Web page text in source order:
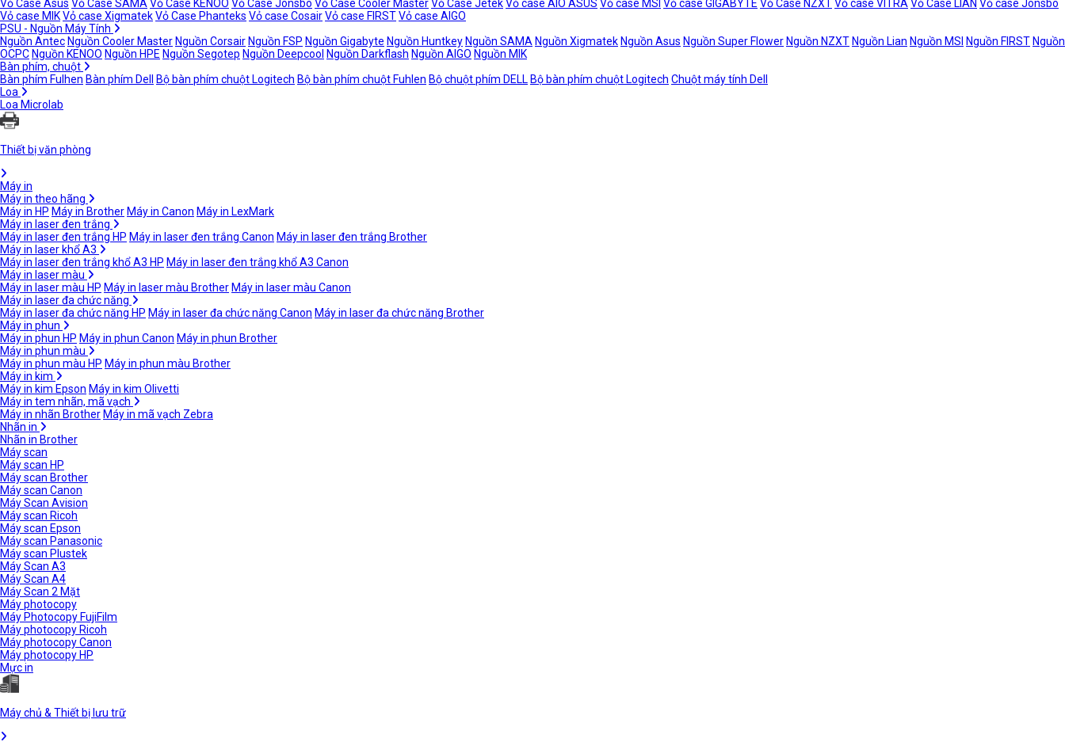
Vỏ Case Asus Vỏ Case SAMA Vỏ Case KENOO Vỏ Case Jonsbo Vỏ Case Cooler MasterVỏ Case JetekVỏ case AIO ASUS Vỏ case MSI Vỏ case GIGABYTE Vỏ Case NZXTVỏ case VITRA Vỏ Case LIAN Vỏ case Jonsbo
Vỏ case MIKVỏ case XigmatekVỏ Case Phanteks Vỏ case CosairVỏ case FIRSTVỏ case AIGO
PSU - Nguồn Máy Tính
Nguồn Antec Nguồn Cooler Master Nguồn Corsair Nguồn FSP Nguồn Gigabyte Nguồn Huntkey Nguồn SAMA Nguồn Xigmatek Nguồn Asus Nguồn Super Flower Nguồn NZXT Nguồn Lian Nguồn MSI Nguồn FIRST Nguồn
OCPC Nguồn KENOO Nguồn HPE Nguồn Segotep Nguồn Deepcool Nguồn Darkflash Nguồn AIGO Nguồn MIK
Bàn phím, chuột
Bàn phím Fulhen Bàn phím Dell Bộ bàn phím chuột Logitech Bộ bàn phím chuột Fuhlen Bộ chuột phím DELL Bộ bàn phím chuột Logitech Chuột máy tính Dell
Loa
Loa Microlab
Thiết bị văn phòng
Máy in
Máy in theo hãng
Máy in HP Máy in Brother Máy in Canon Máy in LexMark
Máy in laser đen trắng
Máy in laser đen trắng HP Máy in laser đen trắng Canon Máy in laser đen trắng Brother
Máy in laser khổ A3
Máy in laser đen trắng khổ A3 HP Máy in laser đen trắng khổ A3 Canon
Máy in laser màu
Máy in laser màu HP Máy in laser màu Brother Máy in laser màu Canon
Máy in laser đa chức năng
Máy in laser đa chức năng HP Máy in laser đa chức năng Canon Máy in laser đa chức năng Brother
Máy in phun
Máy in phun HP Máy in phun Canon Máy in phun Brother
Máy in phun màu
Máy in phun màu HP Máy in phun màu Brother
Máy in kim
Máy in kim Epson Máy in kim Olivetti
Máy in tem nhãn, mã vạch
Máy in nhãn Brother Máy in mã vạch Zebra
Nhãn in
Nhãn in Brother
Máy scan
Máy scan HP
Máy scan Brother
Máy scan Canon
Máy Scan Avision
Máy scan Ricoh
Máy scan Epson
Máy scan Panasonic
Máy scan Plustek
Máy Scan A3
Máy Scan A4
Máy Scan 2 Mặt
Máy photocopy
Máy Photocopy FujiFilm
Máy photocopy Ricoh
Máy photocopy Canon
Máy photocopy HP
Mực in
Máy chủ & Thiết bị lưu trữ